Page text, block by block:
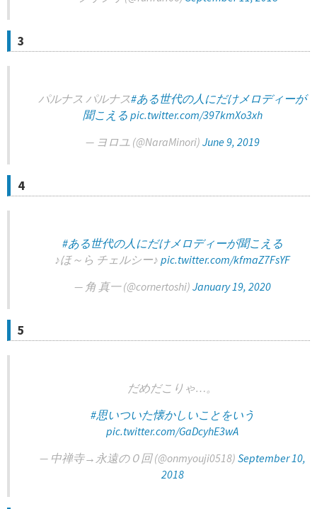
3
パルナス パルナス#ある世代の人にだけメロディーが
聞こえる pic.twitter.com/397kmXo3xh
— ヨロユ (@NaraMinori) June 9, 2019
4
#ある世代の人にだけメロディーが聞こえる
♪ほ～ら チェルシー♪ pic.twitter.com/kfmaZ7FsYF
— 角 真一 (@cornertoshi) January 19, 2020
5
だめだこりゃ…。
#思いついた懐かしいことをいう
pic.twitter.com/GaDcyhE3wA
— 中禅寺→永遠の０回 (@onmyouji0518) September 10,
2018